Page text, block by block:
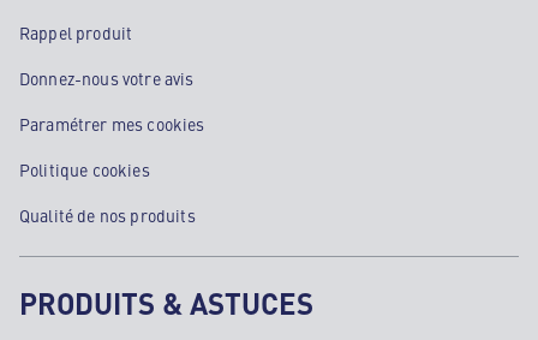
Rappel produit
Donnez-nous votre avis
Paramétrer mes cookies
Politique cookies
Qualité de nos produits
PRODUITS & ASTUCES